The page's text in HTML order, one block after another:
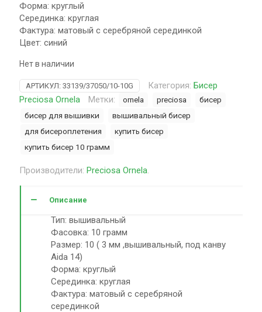
Форма: круглый
Серединка: круглая
Фактура: матовый с серебряной серединкой
Цвет: синий
Нет в наличии
АРТИКУЛ: 33139/37050/10-10G Категория: Бисер
Preciosa Ornela
Метки: ornela preciosa
бисер
бисер для вышивки
вышивальный бисер
для бисероплетения
купить бисер
купить бисер 10 грамм
Производители: Preciosa Ornela.
Описание
Тип: вышивальный
Фасовка: 10 грамм
Размер: 10 ( 3 мм ,вышивальный, под канву
Aida 14)
Форма: круглый
Серединка: круглая
Фактура: матовый с серебряной
серединкой